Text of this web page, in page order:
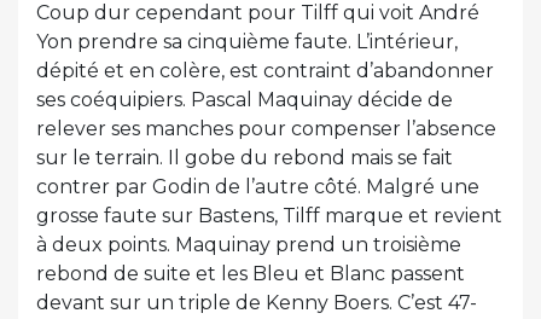
Coup dur cependant pour Tilff qui voit André
Yon prendre sa cinquième faute. L’intérieur,
dépité et en colère, est contraint d’abandonner
ses coéquipiers. Pascal Maquinay décide de
relever ses manches pour compenser l’absence
sur le terrain. Il gobe du rebond mais se fait
contrer par Godin de l’autre côté. Malgré une
grosse faute sur Bastens, Tilff marque et revient
à deux points. Maquinay prend un troisième
rebond de suite et les Bleu et Blanc passent
devant sur un triple de Kenny Boers. C’est 47-